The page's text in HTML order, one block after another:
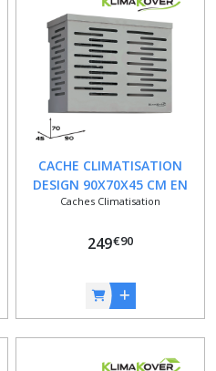
CACHE CLIMATISATION
DESIGN 90X70X45 CM EN
ALUMINIUM DE COULEUR
Caches Climatisation
249€90